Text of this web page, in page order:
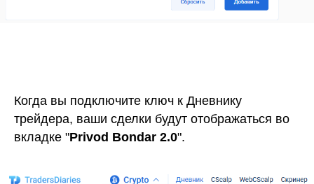
Когда вы подключите ключ к Дневнику
трейдера, ваши сделки будут отображаться во
вкладке "Privod Bondar 2.0".